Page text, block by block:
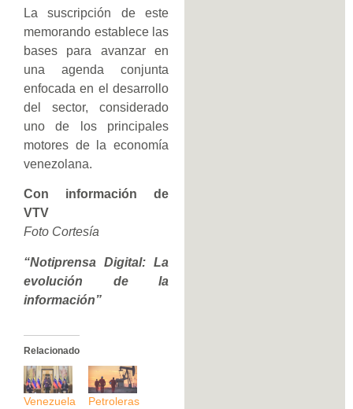
La suscripción de este
memorando establece las
bases para avanzar en
una agenda conjunta
enfocada en el desarrollo
del sector, considerado
uno de los principales
motores de la economía
venezolana.
Con información de
VTV
Foto Cortesía
“Notiprensa Digital: La
evolución de la
información”
Relacionado
Venezuela
Petroleras